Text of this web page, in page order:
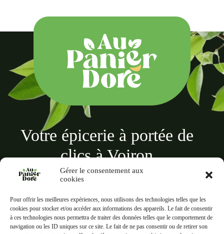
Gérer le consentement aux
cookies
Pour offrir les meilleures expériences, nous utilisons des technologies telles que les
cookies pour stocker et/ou accéder aux informations des appareils. Le fait de consentir
à ces technologies nous permettra de traiter des données telles que le comportement de
navigation ou les ID uniques sur ce site. Le fait de ne pas consentir ou de retirer son
Votre épicerie à portée de
clics à Voiron
Au panier doré
18 Rue des Terreaux, 38500 Voiron